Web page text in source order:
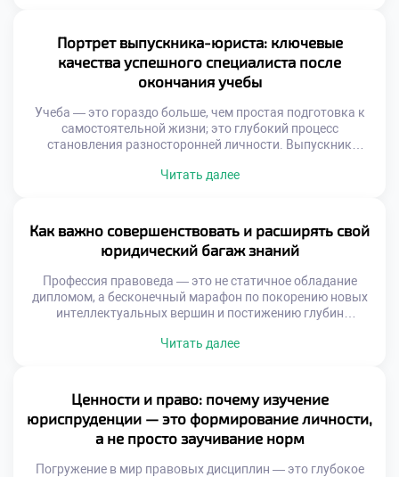
проводниками в мир реальных правовых вызовов,
умеющими разглядеть и раскрыть индивидуальный
потенциал каждого […]
Портрет выпускника-юриста: ключевые
качества успешного специалиста после
окончания учебы
Учеба — это гораздо больше, чем простая подготовка к
самостоятельной жизни; это глубокий процесс
становления разносторонней личности. Выпускник
обладает уникальным набором компетенций,
общественных отношений. Такой специалист осознает:
право представляет собой не просто свод сухих правил, а
действенный механизм, способный […]
Читать далее
Как важно совершенствовать и расширять свой
юридический багаж знаний
Профессия правоведа — это не статичное обладание
дипломом, а бесконечный марафон по покорению новых
интеллектуальных вершин и постижению глубин
или судебный прецедент становится важнейшей вехой,
поэтому осознанное обучение в хорошем техникуме
закладывает тот самый несокрушимый фундамент,
который превращает вчерашнего студента […]
Читать далее
Ценности и право: почему изучение
юриспруденции — это формирование личности,
а не просто заучивание норм
Погружение в мир правовых дисциплин — это глубокое